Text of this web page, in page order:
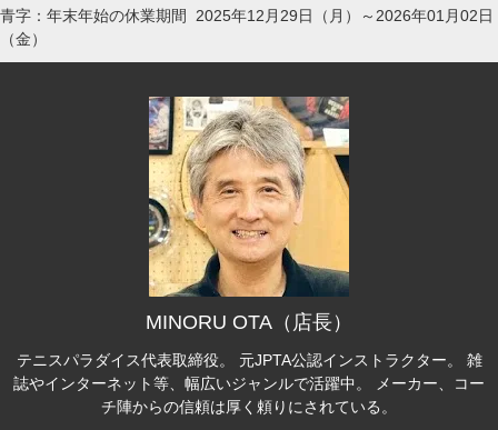
青字：年末年始の休業期間 2025年12月29日（月）～2026年01月02日
（金）
MINORU OTA（店長）
テニスパラダイス代表取締役。 元JPTA公認インストラクター。 雑
誌やインターネット等、幅広いジャンルで活躍中。 メーカー、コー
チ陣からの信頼は厚く頼りにされている。